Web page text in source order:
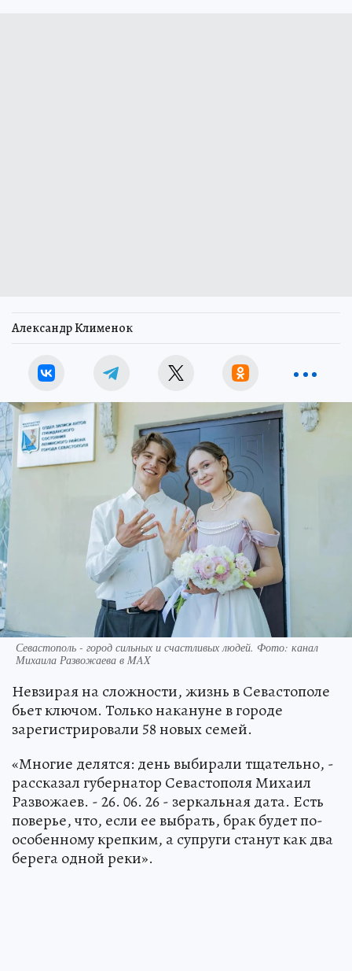
Александр Клименок
Севастополь - город сильных и счастливых людей. Фото: канал
Михаила Развожаева в MAX
Невзирая на сложности, жизнь в Севастополе
бьет ключом. Только накануне в городе
зарегистрировали 58 новых семей.
«Многие делятся: день выбирали тщательно, -
рассказал губернатор Севастополя Михаил
Развожаев. - 26. 06. 26 - зеркальная дата. Есть
поверье, что, если ее выбрать, брак будет по-
особенному крепким, а супруги станут как два
берега одной реки».